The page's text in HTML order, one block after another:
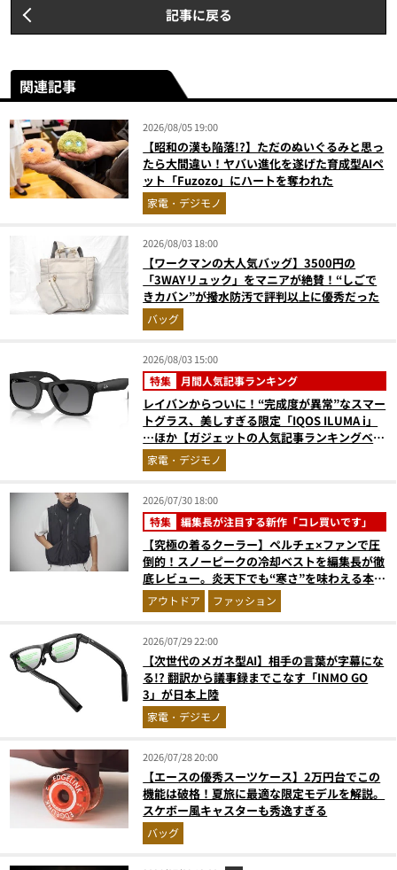
記事に戻る
関連記事
2026/08/05 19:00
【昭和の漢も陥落!?】ただのぬいぐるみと思っ
たら大間違い！ヤバい進化を遂げた育成型AIペ
ット「Fuzozo」にハートを奪われた
家電・デジモノ
2026/08/03 18:00
【ワークマンの大人気バッグ】3500円の
「3WAYリュック」をマニアが絶賛！“しごで
きカバン”が撥水防汚で評判以上に優秀だった
バッグ
2026/08/03 15:00
特集 月間人気記事ランキング
レイバンからついに！“完成度が異常”なスマー
トグラス、美しすぎる限定「IQOS ILUMA i」
…ほか【ガジェットの人気記事ランキングベス
ト3】（2026年6月版）
家電・デジモノ
2026/07/30 18:00
特集 編集長が注目する新作「コレ買いです」
【究極の着るクーラー】ペルチェ×ファンで圧
倒的！スノーピークの冷却ベストを編集長が徹
底レビュー。炎天下でも“寒さ”を味わえる本気
のギア『コレ買いです』Vol.172
アウトドア ファッション
2026/07/29 22:00
【次世代のメガネ型AI】相手の言葉が字幕にな
る!? 翻訳から議事録までこなす「INMO GO
3」が日本上陸
家電・デジモノ
2026/07/28 20:00
【エースの優秀スーツケース】2万円台でこの
機能は破格！夏旅に最適な限定モデルを解説。
スケボー風キャスターも秀逸すぎる
バッグ